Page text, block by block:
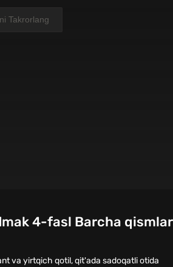
4-fasl Barcha
va yirtqich qotil, qit'ada sadoqatli otida